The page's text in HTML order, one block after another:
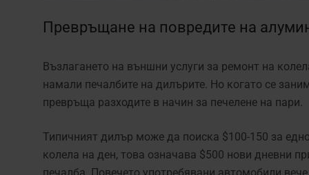
Превръщане на повредите на
Възлагането на външни услуги за ремонт на
намали печалбите на дилърите. Но когато се
превръща разходите в начин за печелене на пари.
Типичният дилър може да поиска $100-150 за
колела на ден, това означава $500 нови дневни